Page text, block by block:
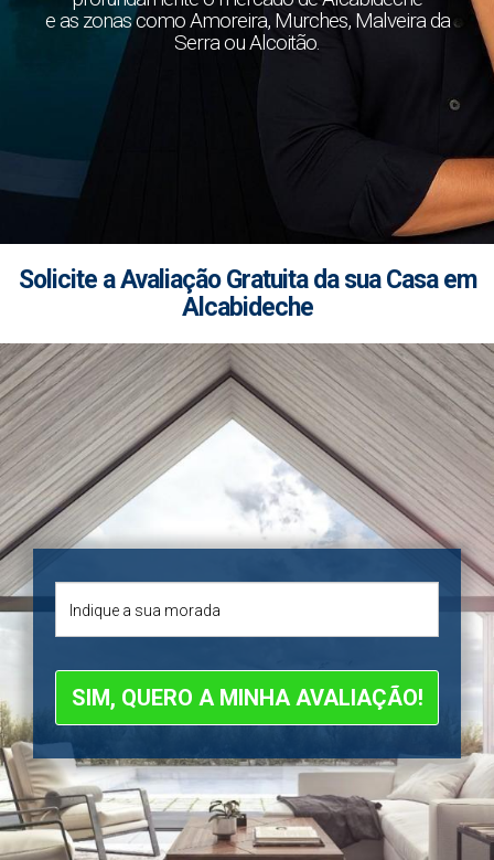
e as zonas como Amoreira, Murches, Malveira da
Serra ou Alcoitão.
Solicite a Avaliação Gratuita da sua Casa em
Alcabideche
SIM, QUERO A MINHA AVALIAÇÃO!